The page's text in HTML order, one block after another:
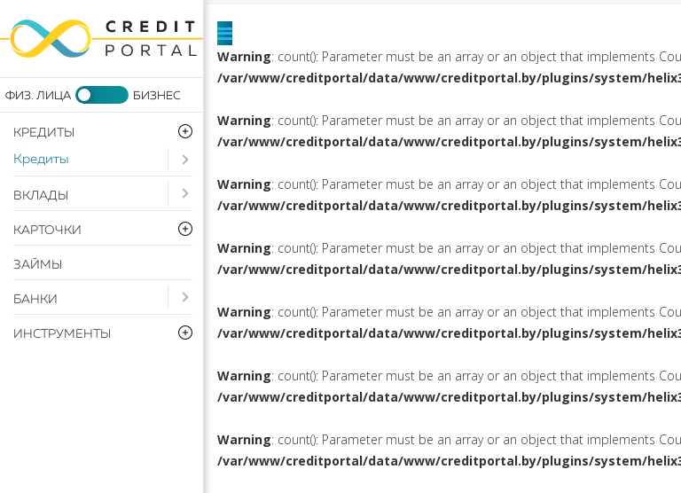
КРЕДИТЫ
Open submenu ( Кредиты)
Кредиты
Open submenu ( Вклады)
ВКЛАДЫ
КАРТОЧКИ
ЗАЙМЫ
Open submenu ( Банки)
БАНКИ
ИНСТРУМЕНТЫ
Warning: count(): Parameter must be an array or an object that implements
/var/www/creditportal/data/www/creditportal.by/plugins/system/
Warning: count(): Parameter must be an array or an object that implements
/var/www/creditportal/data/www/creditportal.by/plugins/system/
Warning: count(): Parameter must be an array or an object that implements
/var/www/creditportal/data/www/creditportal.by/plugins/system/
Warning: count(): Parameter must be an array or an object that implements
/var/www/creditportal/data/www/creditportal.by/plugins/system/
Warning: count(): Parameter must be an array or an object that implements
/var/www/creditportal/data/www/creditportal.by/plugins/system/
Warning: count(): Parameter must be an array or an object that implements
/var/www/creditportal/data/www/creditportal.by/plugins/system/
Warning: count(): Parameter must be an array or an object that implements
/var/www/creditportal/data/www/creditportal.by/plugins/system/